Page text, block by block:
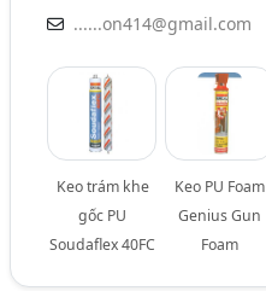
......on414@gmail.com
Keo trám khe
gốc PU
Soudaflex 40FC
Keo PU Foam
Genius Gun
Foam